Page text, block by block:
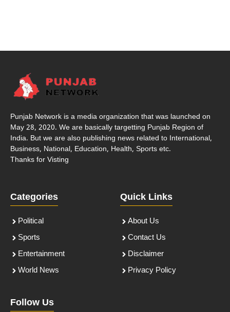
Punjab Network is a media organization that was launched on
May 28, 2020. We are basically targetting Punjab Region of
India. But we are also publishing news related to International,
Business, National, Education, Health, Sports etc.
Thanks for Visting
Categories
Political
Sports
Entertainment
World News
Quick Links
About Us
Contact Us
Disclaimer
Privacy Policy
Follow Us